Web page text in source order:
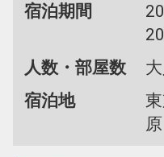
宿泊期間
人数・部屋数
宿泊地